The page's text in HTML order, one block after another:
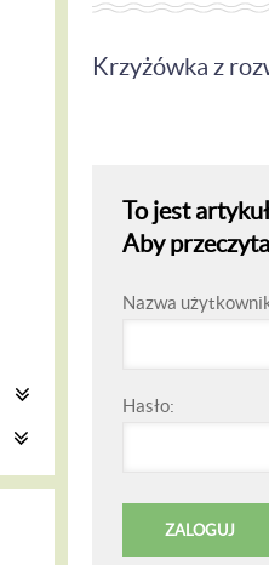
Krzyżówka z
To jest
Aby
Nazwa
Hasło: